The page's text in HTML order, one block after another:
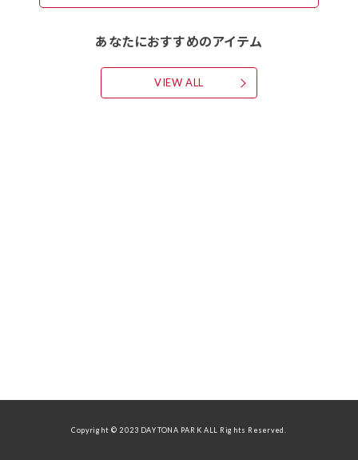
あなたにおすすめのアイテム
VIEW ALL
Copyright © 2023 DAYTONA PARK ALL Rights Reserved.